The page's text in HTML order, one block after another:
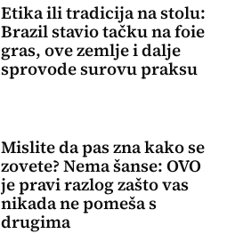
Etika ili tradicija na stolu:
Brazil stavio tačku na foie
gras, ove zemlje i dalje
sprovode surovu praksu
Mislite da pas zna kako se
zovete? Nema šanse: OVO
je pravi razlog zašto vas
nikada ne pomeša s
drugima